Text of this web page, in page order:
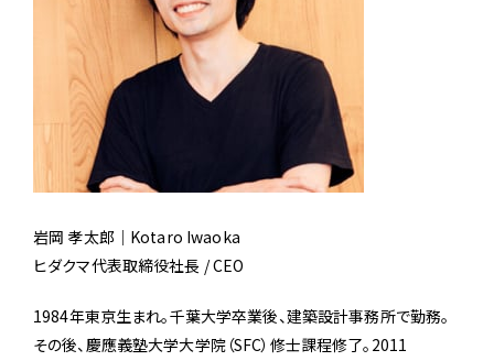
岩岡 孝太郎｜Kotaro Iwaoka
ヒダクマ代表取締役社長 / CEO
1984年東京生まれ。千葉大学卒業後、建築設計事務所で勤務。
その後、慶應義塾大学大学院（SFC）修士課程修了。2011